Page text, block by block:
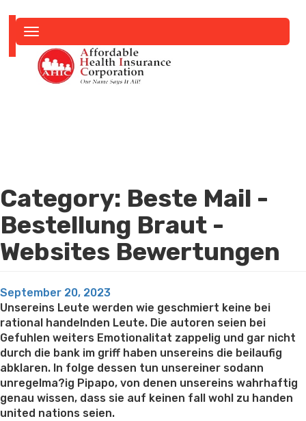
navigation
Category: Beste Mail -
Bestellung Braut -
Websites Bewertungen
Posted
on
September 20, 2023
Unsereins Leute werden wie geschmiert keine bei
rational handelnden Leute. Die autoren seien bei
Gefuhlen weiters Emotionalitat zappelig und gar nicht
durch die bank im griff haben unsereins die beilaufig
abklaren. In folge dessen tun unsereiner sodann
unregelma?ig Pipapo, von denen unsereins wahrhaftig
genau wissen, dass sie auf keinen fall wohl zu handen
united nations seien.